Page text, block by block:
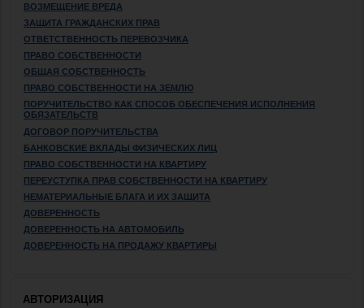
ВОЗМЕЩЕНИЕ ВРЕДА
ЗАЩИТА ГРАЖДАНСКИХ ПРАВ
ОТВЕТСТВЕННОСТЬ ПЕРЕВОЗЧИКА
ПРАВО СОБСТВЕННОСТИ
ОБЩАЯ СОБСТВЕННОСТЬ
ПРАВО СОБСТВЕННОСТИ НА ЗЕМЛЮ
ПОРУЧИТЕЛЬСТВО КАК СПОСОБ ОБЕСПЕЧЕНИЯ ИСПОЛНЕНИЯ
ОБЯЗАТЕЛЬСТВ
ДОГОВОР ПОРУЧИТЕЛЬСТВА
БАНКОВСКИЕ ВКЛАДЫ ФИЗИЧЕСКИХ ЛИЦ
ПРАВО СОБСТВЕННОСТИ НА КВАРТИРУ
ПЕРЕУСТУПКА ПРАВ СОБСТВЕННОСТИ НА КВАРТИРУ
НЕМАТЕРИАЛЬНЫЕ БЛАГА И ИХ ЗАЩИТА
ДОВЕРЕННОСТЬ
ДОВЕРЕННОСТЬ НА АВТОМОБИЛЬ
ДОВЕРЕННОСТЬ НА ПРОДАЖУ КВАРТИРЫ
АВТОРИЗАЦИЯ